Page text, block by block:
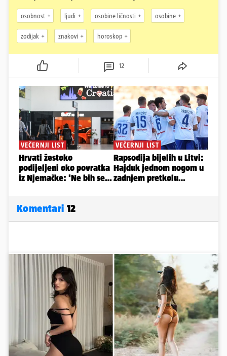
osobnost ljudi osobine ličnosti osobine
zodijak znakovi horoskop
12
Komentari 12